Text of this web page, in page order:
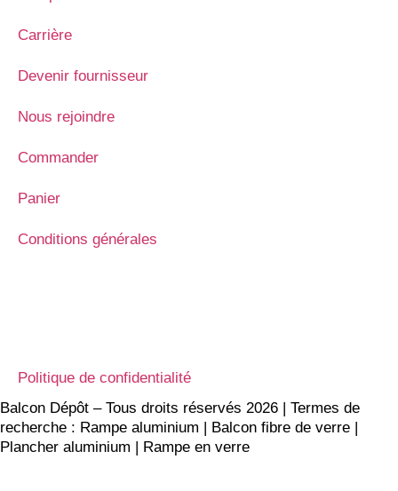
Carrière
Devenir fournisseur
Nous rejoindre
Commander
Panier
Conditions générales
Politique de confidentialité
Balcon Dépôt – Tous droits réservés 2026 | Termes de
recherche : Rampe aluminium | Balcon fibre de verre |
Plancher aluminium | Rampe en verre